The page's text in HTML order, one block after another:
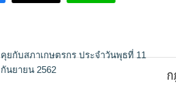
คุยกับสภาเกษตรกร ประจำวันพุธที่ 11
กันยายน 2562